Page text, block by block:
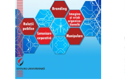
ADMINISTRATIVE
ȘTIINȚE ECONOMICE
ȘTIINȚE EXACTE
EDUCAȚIE FIZICĂ ȘI SPORT
PREUNIVERSITARIA
TIMP LIBER
Cum Cumpăr
Livrare
Politica de Retur
Formular de Retur
Distribuitori